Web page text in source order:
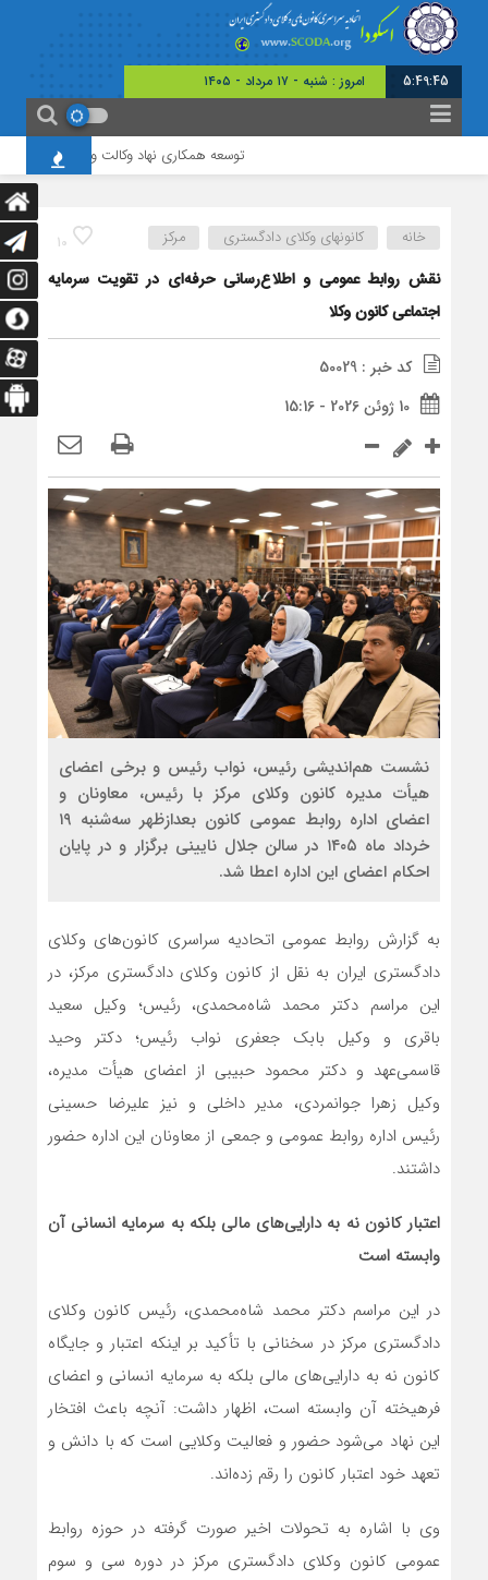
5:49:45 امروز : شنبه - ۱۷ مرداد - ۱۴۰۵
توسعه همکاری نهاد وکالت و رسانه،
10 خانه کانونهای وکلای دادگستری مرکز
نقش روابط عمومی و اطلاع‌رسانی حرفه‌ای در تقویت سرمایه
اجتماعی کانون وکلا
کد خبر : 50029
10 ژوئن 2026 - 15:16
نشست هم‌اندیشی رئیس، نواب رئیس و برخی اعضای
هیأت مدیره کانون وکلای مرکز با رئیس، معاونان و
اعضای اداره روابط عمومی کانون بعدازظهر سه‌شنبه ۱۹
خرداد ماه ۱۴۰۵ در سالن جلال نایینی برگزار و در پایان
احکام اعضای این اداره اعطا شد.
به گزارش روابط عمومی اتحادیه سراسری کانون‌های وکلای
دادگستری ایران به نقل از کانون وکلای دادگستری مرکز، در
این مراسم دکتر محمد شاه‌محمدی، رئیس؛ وکیل سعید
باقری و وکیل بابک جعفری نواب رئیس؛ دکتر وحید
قاسمی‌عهد و دکتر محمود حبیبی از اعضای هیأت مدیره،
وکیل زهرا جوانمردی، مدیر داخلی و نیز علیرضا حسینی
رئیس اداره روابط عمومی و جمعی از معاونان این اداره حضور
داشتند.
اعتبار کانون نه به دارایی‌های مالی بلکه به سرمایه انسانی آن
وابسته است
در این مراسم دکتر محمد شاه‌محمدی، رئیس کانون وکلای
دادگستری مرکز در سخنانی با تأکید بر اینکه اعتبار و جایگاه
کانون نه به دارایی‌های مالی بلکه به سرمایه انسانی و اعضای
فرهیخته آن وابسته است، اظهار داشت: آنچه باعث افتخار
این نهاد می‌شود حضور و فعالیت وکلایی است که با دانش و
تعهد خود اعتبار کانون را رقم زده‌اند.
وی با اشاره به تحولات اخیر صورت گرفته در حوزه روابط
عمومی کانون وکلای دادگستری مرکز در دوره سی و سوم